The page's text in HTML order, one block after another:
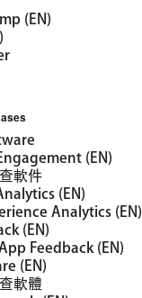
(EN)
(EN)
軟件
(EN)
Analytics (EN)
(EN)
Feedback (EN)
(EN)
軟體